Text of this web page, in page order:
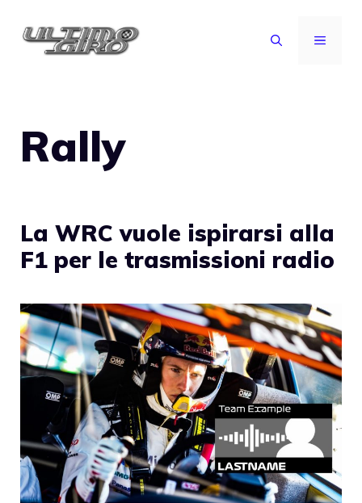
MENU
Rally
La WRC vuole ispirarsi alla
F1 per le trasmissioni radio